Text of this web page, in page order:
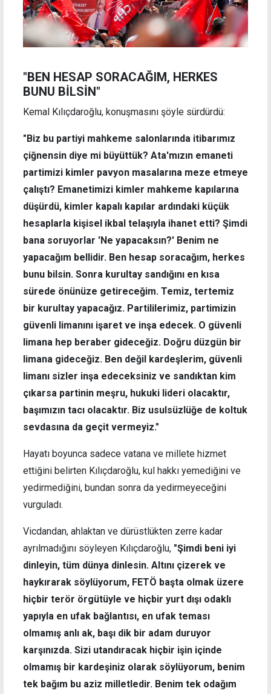
"BEN HESAP SORACAĞIM, HERKES
BUNU BİLSİN"
Kemal Kılıçdaroğlu, konuşmasını şöyle sürdürdü:
"Biz bu partiyi mahkeme salonlarında itibarımız
çiğnensin diye mi büyüttük? Ata'mızın emaneti
partimizi kimler pavyon masalarına meze etmeye
çalıştı? Emanetimizi kimler mahkeme kapılarına
düşürdü, kimler kapalı kapılar ardındaki küçük
hesaplarla kişisel ikbal telaşıyla ihanet etti? Şimdi
bana soruyorlar 'Ne yapacaksın?' Benim ne
yapacağım bellidir. Ben hesap soracağım, herkes
bunu bilsin. Sonra kurultay sandığını en kısa
sürede önünüze getireceğim. Temiz, tertemiz
bir kurultay yapacağız. Partililerimiz, partimizin
güvenli limanını işaret ve inşa edecek. O güvenli
limana hep beraber gideceğiz. Doğru düzgün bir
limana gideceğiz. Ben değil kardeşlerim, güvenli
limanı sizler inşa edeceksiniz ve sandıktan kim
çıkarsa partinin meşru, hukuki lideri olacaktır,
başımızın tacı olacaktır. Biz usulsüzlüğe de koltuk
sevdasına da geçit vermeyiz."
Hayatı boyunca sadece vatana ve millete hizmet
ettiğini belirten Kılıçdaroğlu, kul hakkı yemediğini ve
yedirmediğini, bundan sonra da yedirmeyeceğini
vurguladı.
Vicdandan, ahlaktan ve dürüstlükten zerre kadar
ayrılmadığını söyleyen Kılıçdaroğlu, "Şimdi beni iyi
dinleyin, tüm dünya dinlesin. Altını çizerek ve
haykırarak söylüyorum, FETÖ başta olmak üzere
hiçbir terör örgütüyle ve hiçbir yurt dışı odaklı
yapıyla en ufak bağlantısı, en ufak teması
olmamış anlı ak, başı dik bir adam duruyor
karşınızda. Sizi utandıracak hiçbir işin içinde
olmamış bir kardeşiniz olarak söylüyorum, benim
tek bağım bu aziz milletledir. Benim tek odağım